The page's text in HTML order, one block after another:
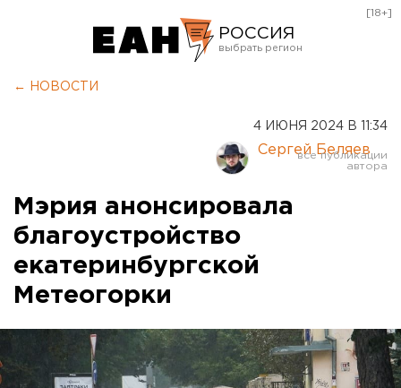
РОССИЯ
Курган
Оренбург
[18+]
← НОВОСТИ
4 ИЮНЯ 2024 В 11:34
Сергей Беляев
Мэрия анонсировала
благоустройство
екатеринбургской
Метеогорки